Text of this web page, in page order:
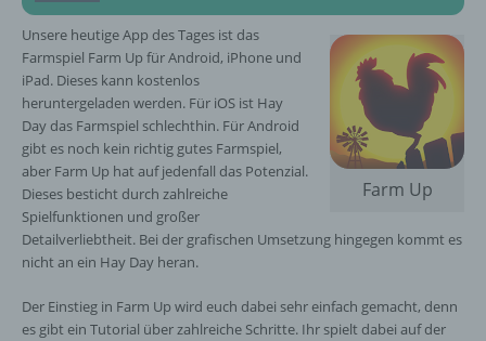
Farm Up
Unsere heutige App des Tages ist das
Farmspiel Farm Up für Android, iPhone und
iPad. Dieses kann kostenlos
heruntergeladen werden. Für iOS ist Hay
Day das Farmspiel schlechthin. Für Android
gibt es noch kein richtig gutes Farmspiel,
aber Farm Up hat auf jedenfall das Potenzial.
Dieses besticht durch zahlreiche
Spielfunktionen und großer
Detailverliebtheit. Bei der grafischen Umsetzung hingegen kommt es
nicht an ein Hay Day heran.
Der Einstieg in Farm Up wird euch dabei sehr einfach gemacht, denn
es gibt ein Tutorial über zahlreiche Schritte. Ihr spielt dabei auf der